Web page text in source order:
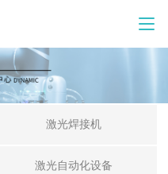
激光焊接机
激光自动化设备